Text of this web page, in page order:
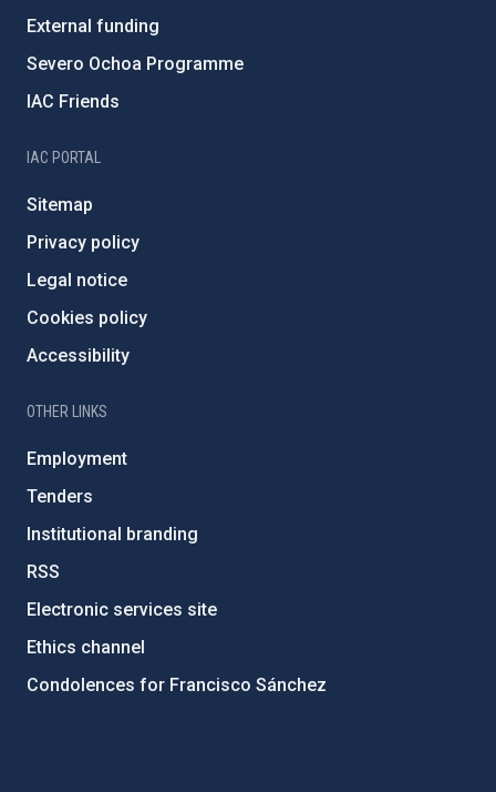
External funding
Severo Ochoa Programme
IAC Friends
IAC PORTAL
Sitemap
Privacy policy
Legal notice
Cookies policy
Accessibility
OTHER LINKS
Employment
Tenders
Institutional branding
RSS
Electronic services site
Ethics channel
Condolences for Francisco Sánchez